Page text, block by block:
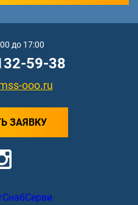
до 17:00
59-38
ooo.ru
ЗАЯВКУ